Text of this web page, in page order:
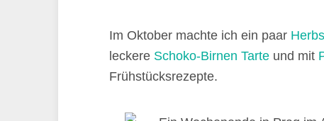
Im Oktober machte ich ein paar
leckere Schoko-Birnen Tarte und mit
Frühstücksrezepte.